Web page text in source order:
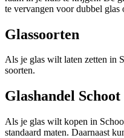
te vervangen voor dubbel glas
Glassoorten
Als je glas wilt laten zetten in
soorten.
Glashandel Schoot
Als je glas wilt kopen in
standaard maten. Daarnaast